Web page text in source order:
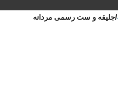
/جلیقه و ست رسمی مردانه